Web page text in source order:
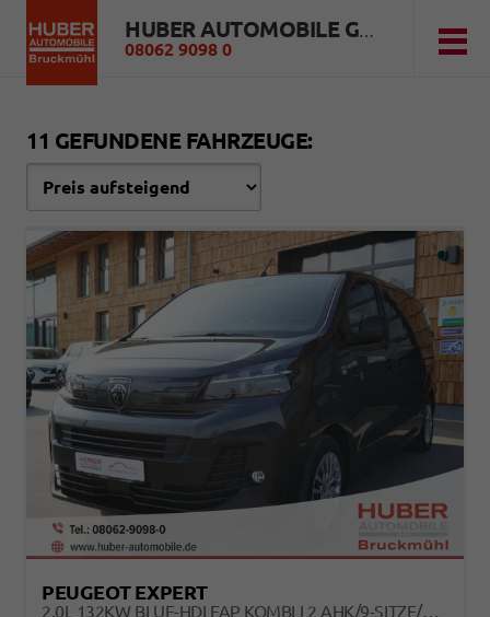
HUBER AUTOMOBILE GMBH
08062 9098 0
11 GEFUNDENE FAHRZEUGE:
PEUGEOT EXPERT
2.0L 132KW BLUE-HDI FAP KOMBI L2 AHK/9-SITZE/NAVI